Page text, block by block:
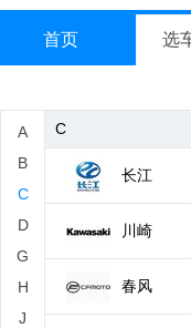
首页 选
A
B
C
D
G
H
J
C
长江
川崎
春风